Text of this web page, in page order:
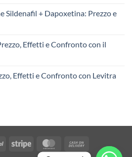
Sildenafil + Dapoxetina: Prezzo e
Effetti e Confronto con il
Effetti e Confronto con Levitra
PayPal Stripe MasterCard
On